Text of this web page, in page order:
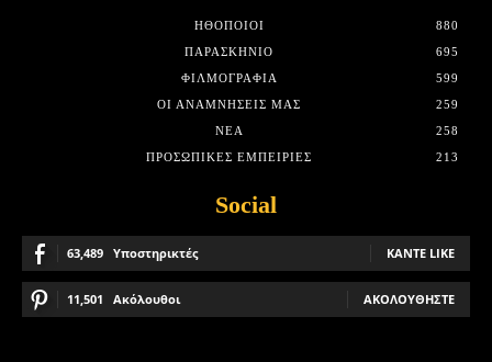
HΘΟΠΟΙΟΊ
880
ΠΑΡΑΣΚΉΝΙΟ
695
ΦΙΛΜΟΓΡΑΦΊΑ
599
ΟΙ ΑΝΑΜΝΉΣΕΙΣ ΜΑΣ
259
ΝΈΑ
258
ΠΡΟΣΩΠΙΚΈΣ ΕΜΠΕΙΡΊΕΣ
213
Social
63,489 Υποστηρικτές ΚΆΝΤΕ LIKE
11,501 Ακόλουθοι ΑΚΟΛΟΥΘΉΣΤΕ